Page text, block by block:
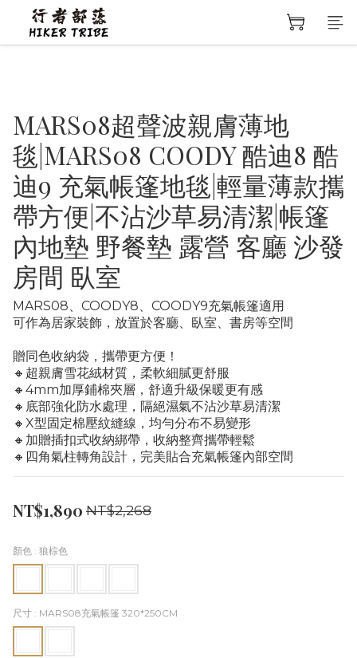
MARS08超聲波親膚薄地
毯|MARS08 COODY 酷迪8 酷
迪9 充氣帳篷地毯|輕量薄款攜
帶方便|不沾沙草易清潔|帳篷
內地墊 野餐墊 露營 客廳 沙發
房間 臥室
MARS08、COODY8、COODY9充氣帳篷適用
可作為居家裝飾，放置於客廳、臥室、書房等空間
贈同色收納袋，攜帶更方便！
🔸超親膚雪花絨材質，柔軟細膩更舒服
🔸4mm加厚鋪棉夾層，舒適升級保暖更有感
🔸底部強化防水處理，隔絕濕氣不沾沙草易清潔
🔸X型固定棉壓紋縫線，均勻分布不易變形
🔸加贈插扣式收納綁帶，收納整齊攜帶輕鬆
🔸四角氣柱轉角設計，完美貼合充氣帳篷內部空間
NT$1,890 NT$2,268
顏色 : 狼棕色
尺寸 : MARS08充氣帳篷 320*250CM